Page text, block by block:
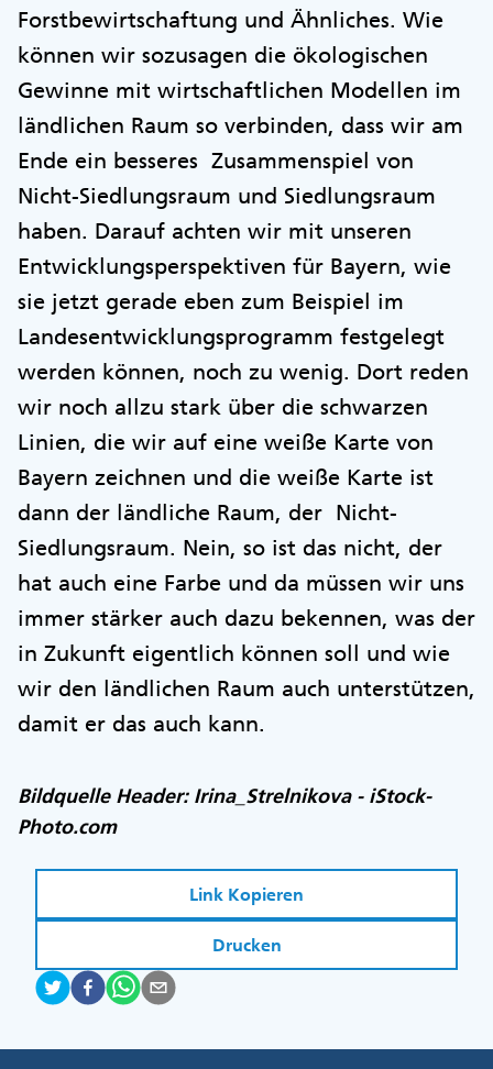
Forstbewirtschaftung und Ähnliches. Wie
können wir sozusagen die ökologischen
Gewinne mit wirtschaftlichen Modellen im
ländlichen Raum so verbinden, dass wir am
Ende ein besseres Zusammenspiel von
Nicht-Siedlungsraum und Siedlungsraum
haben. Darauf achten wir mit unseren
Entwicklungsperspektiven für Bayern, wie
sie jetzt gerade eben zum Beispiel im
Landesentwicklungsprogramm festgelegt
werden können, noch zu wenig. Dort reden
wir noch allzu stark über die schwarzen
Linien, die wir auf eine weiße Karte von
Bayern zeichnen und die weiße Karte ist
dann der ländliche Raum, der Nicht-
Siedlungsraum. Nein, so ist das nicht, der
hat auch eine Farbe und da müssen wir uns
immer stärker auch dazu bekennen, was der
in Zukunft eigentlich können soll und wie
wir den ländlichen Raum auch unterstützen,
damit er das auch kann.
Bildquelle Header: Irina_Strelnikova - iStock-
Photo.com
Link Kopieren
Drucken